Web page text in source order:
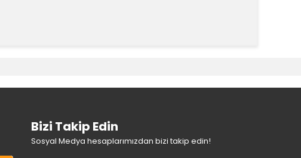
Bizi Takip Edin
Sosyal Medya hesaplarımızdan bizi takip edin!